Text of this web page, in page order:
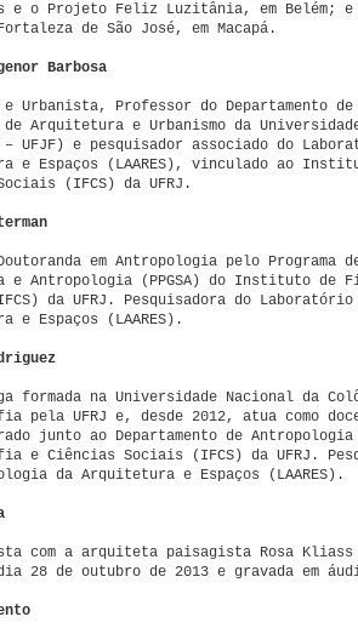
e o Projeto Feliz Luzitânia, em Belém; e
de São José, em Macapá.
Barbosa
Urbanista, Professor do Departamento
de Arquitetura e Urbanismo da
– UFJF) e pesquisador associado do
e Espaços (LAARES), vinculado ao
(IFCS) da UFRJ.
em Antropologia pelo Programa
e Antropologia (PPGSA) do Instituto de
da UFRJ. Pesquisadora do
e Espaços (LAARES).
formada na Universidade Nacional da
pela UFRJ e, desde 2012, atua como
junto ao Departamento de
e Ciências Sociais (IFCS) da UFRJ.
da Arquitetura e Espaços (LAARES).
com a arquiteta paisagista Rosa
28 de outubro de 2013 e gravada em